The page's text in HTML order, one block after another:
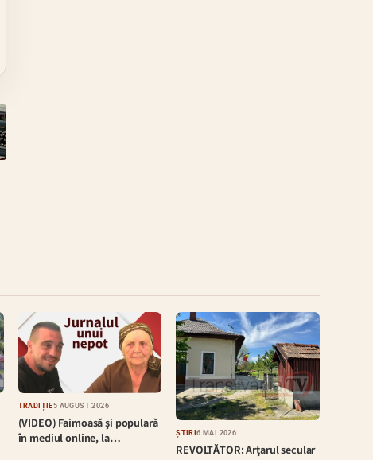
TRADIȚIE5 AUGUST 2026
(VIDEO) Faimoasă și populară
în mediul online, la…
ȘTIRI6 MAI 2026
REVOLTĂTOR: Arțarul secular